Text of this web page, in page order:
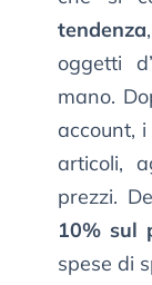
tendenza
oggetti
mano.
account,
articoli,
prezzi.
10% sul
spese di